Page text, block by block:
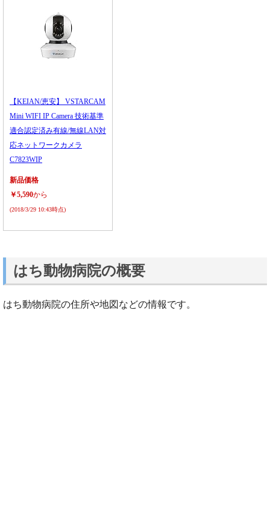
【KEIAN/恵安】 VSTARCAM
Mini WIFI IP Camera 技術基準
適合認定済み有線/無線LAN対
応ネットワークカメラ
C7823WIP
新品価格
￥5,590から
(2018/3/29 10:43時点)
はち動物病院の概要
はち動物病院の住所や地図などの情報です。